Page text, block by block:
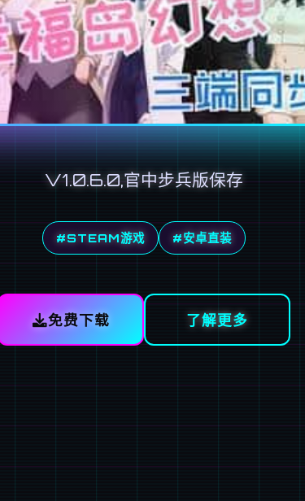
V1.0.6.0,官中步兵版保存
#STEAM游戏 #安卓直装
免费下载 了解更多